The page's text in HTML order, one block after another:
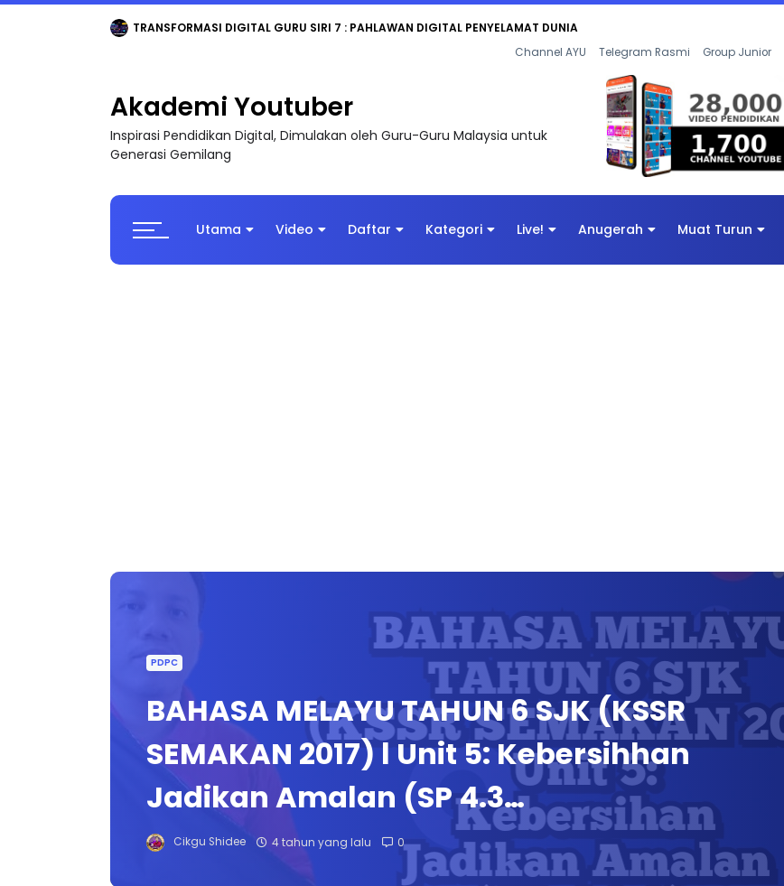
TRANSFORMASI DIGITAL GURU SIRI 7 : PAHLAWAN DIGITAL PENYELAMAT DUNIA
Channel AYU Telegram Rasmi Group Junior
Akademi Youtuber
Inspirasi Pendidikan Digital, Dimulakan oleh Guru-Guru Malaysia untuk
Generasi Gemilang
Utama Video Daftar Kategori Live! Anugerah Muat Turun
PDPC
BAHASA MELAYU TAHUN 6 SJK (KSSR
SEMAKAN 2017) l Unit 5: Kebersihhan
Jadikan Amalan (SP 4.3…
Cikgu Shidee 4 tahun yang lalu 0